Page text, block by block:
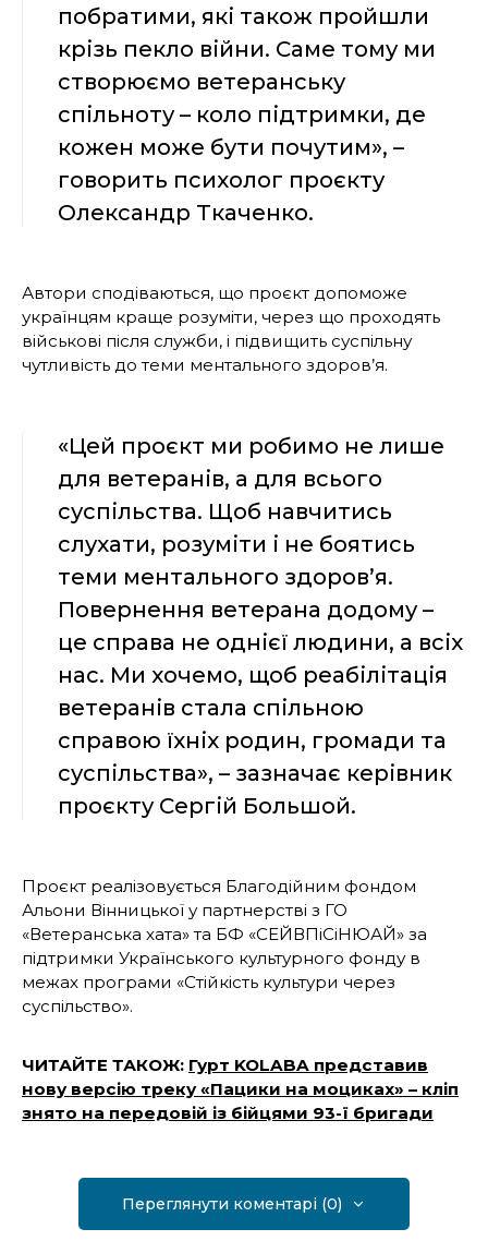
побратими, які також пройшли
крізь пекло війни. Саме тому ми
створюємо ветеранську
спільноту – коло підтримки, де
кожен може бути почутим», –
говорить психолог проєкту
Олександр Ткаченко.
Автори сподіваються, що проєкт допоможе
українцям краще розуміти, через що проходять
військові після служби, і підвищить суспільну
чутливість до теми ментального здоров’я.
«Цей проєкт ми робимо не лише
для ветеранів, а для всього
суспільства. Щоб навчитись
слухати, розуміти і не боятись
теми ментального здоров’я.
Повернення ветерана додому –
це справа не однієї людини, а всіх
нас. Ми хочемо, щоб реабілітація
ветеранів стала спільною
справою їхніх родин, громади та
суспільства», – зазначає керівник
проєкту Сергій Большой.
Проєкт реалізовується Благодійним фондом
Альони Вінницької у партнерстві з ГО
«Ветеранська хата» та БФ «СЕЙВПіСіНЮАЙ» за
підтримки Українського культурного фонду в
межах програми «Стійкість культури через
суспільство».
ЧИТАЙТЕ ТАКОЖ: Гурт KOLABA представив
нову версію треку «Пацики на моциках» – кліп
знято на передовій із бійцями 93-ї бригади
Переглянути коментарі (0)